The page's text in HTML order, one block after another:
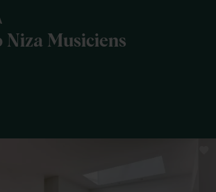
Niza Musiciens